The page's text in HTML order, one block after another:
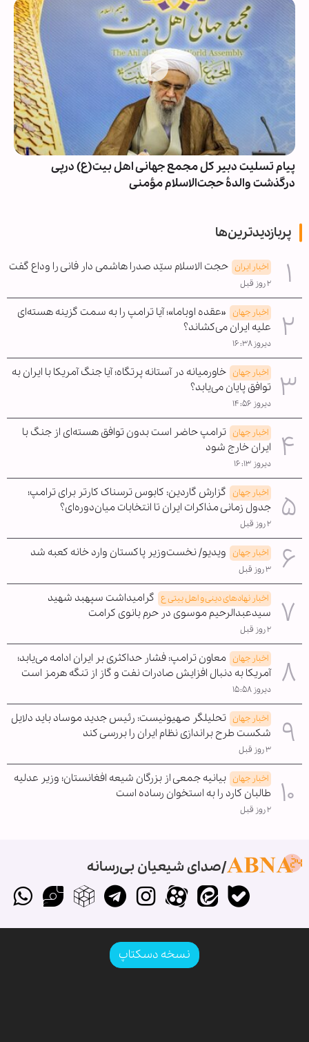
پیام تسلیت دبیر کل مجمع جهانی اهل بیت(ع) درپی
درگذشت والدۀ حجت‌الاسلام مؤمنی
پربازدیدترین‌ها
اخبار ایران حجت الاسلام سیّد صدرا هاشمی دار فانی را وداع گفت
۲ روز قبل
اخبار جهان «عقده اوباما»؛ آیا ترامپ را به سمت گزینه هسته‌ای
علیه ایران می‌کشاند؟
دیروز ۱۶:۳۸
اخبار جهان خاورمیانه در آستانه پرتگاه؛ آیا جنگ آمریکا با ایران به
توافق پایان می‌یابد؟
دیروز ۱۴:۵۶
اخبار جهان ترامپ حاضر است بدون توافق هسته‌ای از جنگ با
ایران خارج شود
دیروز ۱۶:۱۳
اخبار جهان گزارش گاردین: کابوس ترسناک کارتر برای ترامپ؛
جدول زمانی مذاکرات ایران تا انتخابات میان‌دوره‌ای؟
۲ روز قبل
اخبار جهان ویدیو/ نخست‌وزیر پاکستان وارد خانه کعبه شد
۳ روز قبل
اخبار نهادهای دینی و اهل بیتی ع گرامیداشت سپهبد شهید
سیدعبدالرحیم موسوی در حرم بانوی کرامت
۲ روز قبل
اخبار جهان معاون ترامپ: فشار حداکثری بر ایران ادامه می‌یابد؛
آمریکا به دنبال افزایش صادرات نفت و گاز از تنگه هرمز است
دیروز ۱۵:۵۸
اخبار جهان تحلیلگر صهیونیست: رئیس جدید موساد باید دلایل
شکست طرح براندازی نظام ایران را بررسی کند
۳ روز قبل
اخبار جهان بیانیه جمعی از بزرگان شیعه افغانستان؛ وزیر عدلیه
طالبان کارد را به استخوان رساده است
۲ روز قبل
صدای شیعیان بی‌رسانه
نسخه دسکتاپ